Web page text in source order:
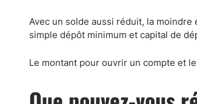
Avec un solde aussi réduit, la
simple dépôt minimum et capital de
Le montant pour ouvrir un compte et